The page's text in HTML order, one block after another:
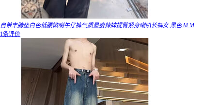
自带丰胯垫白色低腰微喇牛仔裤气质显瘦辣妹提臀紧身喇叭长裤女 黑色 M M
1条评价